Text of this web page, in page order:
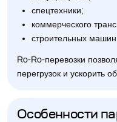
спецтехники;
коммерческого
строительных
Ro-Ro-перевозки
перегрузок и ускорить
Особенности